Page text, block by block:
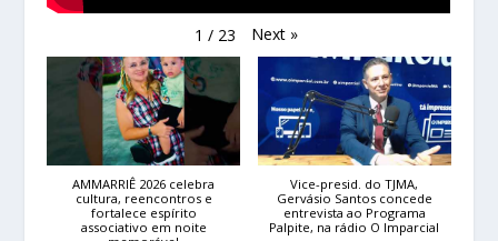
1 / 23 Next »
AMMARRIÊ 2026 celebra
cultura, reencontros e
fortalece espírito
associativo em noite
Vice-presid. do TJMA,
Gervásio Santos concede
entrevista ao Programa
Palpite, na rádio O Imparcial